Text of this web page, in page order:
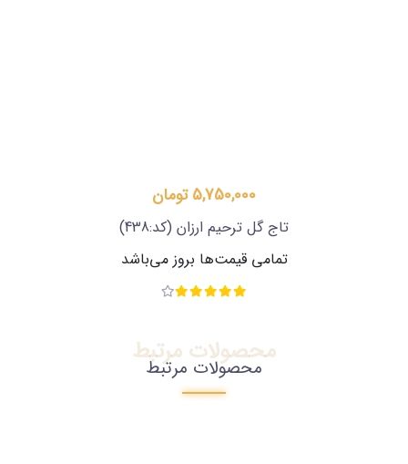
5,750,000 تومان
تاج گل ترحیم ارزان (کد:438)
تمامی قیمت‌ها بروز می‌باشد
محصولات مرتبط
محصولات مرتبط